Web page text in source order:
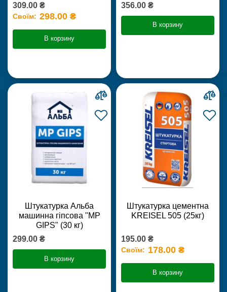
309.00 ₴
Своїм: 298.00 ₴
В корзину
356.00 ₴
В корзину
Штукатурка Альба
машинна гіпсова "MP
GIPS" (30 кг)
299.00 ₴
В корзину
Штукатурка цементна
KREISEL 505 (25кг)
195.00 ₴
Своїм: 178.00 ₴
В корзину